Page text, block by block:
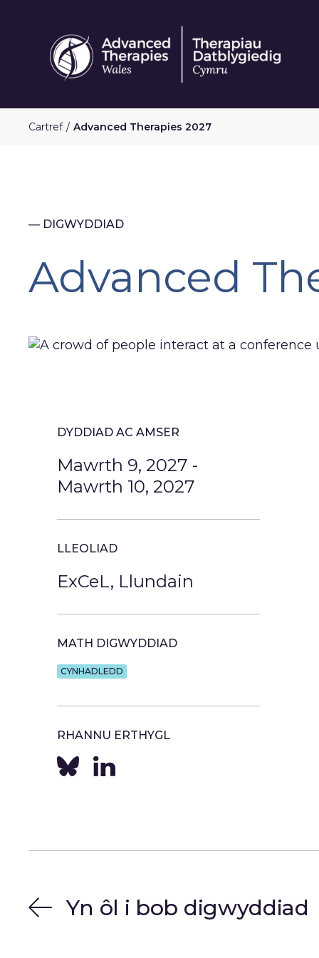
i'r
prif
gynnwys
Cartref Advanced Therapies 2027
— DIGWYDDIAD
Advanced
DYDDIAD AC AMSER
Mawrth 9, 2027 -
Mawrth 10, 2027
LLEOLIAD
ExCeL, Llundain
MATH DIGWYDDIAD
CYNHADLEDD
RHANNU ERTHYGL
Yn ôl i bob digwyddiad